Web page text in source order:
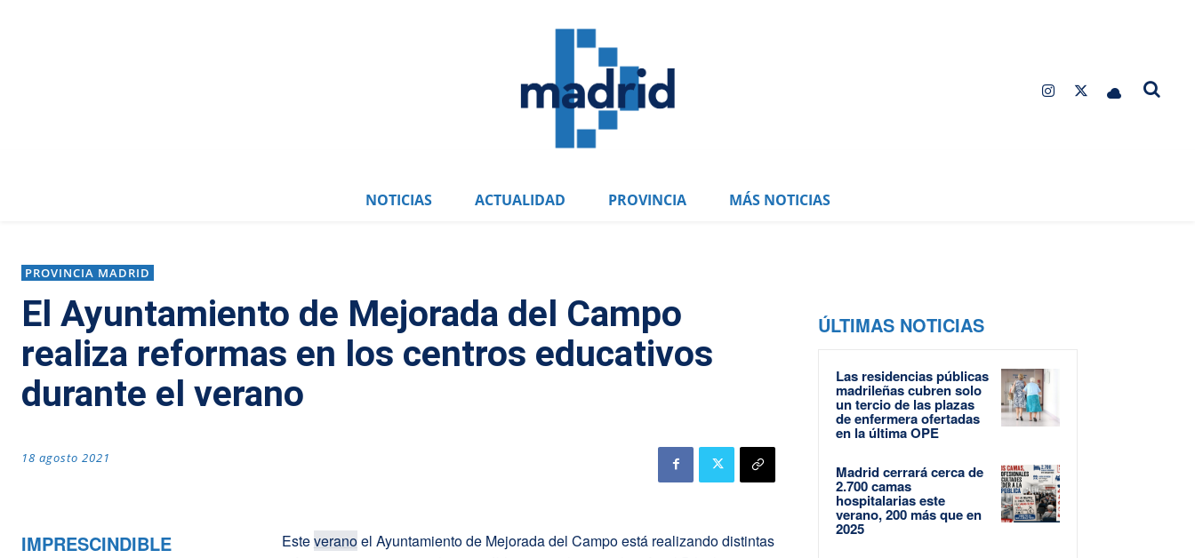
NOTICIAS ACTUALIDAD PROVINCIA MÁS NOTICIAS
PROVINCIA MADRID
El Ayuntamiento de Mejorada del Campo
realiza reformas en los centros educativos
durante el verano
18 agosto 2021
IMPRESCINDIBLE Esteveranoel Ayuntamiento de Mejorada del Campo está realizando distintas
ÚLTIMAS NOTICIAS
Las residencias públicas
madrileñas cubren solo
un tercio de las plazas
de enfermera ofertadas
en la última OPE
Madrid cerrará cerca de
2.700 camas
hospitalarias este
verano, 200 más que en
2025